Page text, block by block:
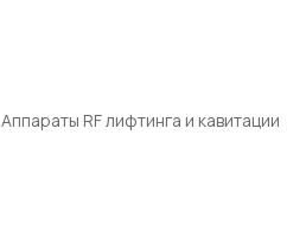
Аппараты RF лифтинга и кавитации